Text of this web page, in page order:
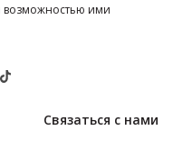
ими
Связаться с нами